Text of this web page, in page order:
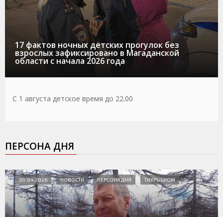
17 фактов ночных детских прогулок без
взрослых зафиксировано в Магаданской
области с начала 2026 года
С 1 августа детское время до 22.00
ПЕРСОНА ДНЯ
30.04.2026 НОВОСТИ ПЕРСОНА ДНЯ ТИХРЫБКОМ